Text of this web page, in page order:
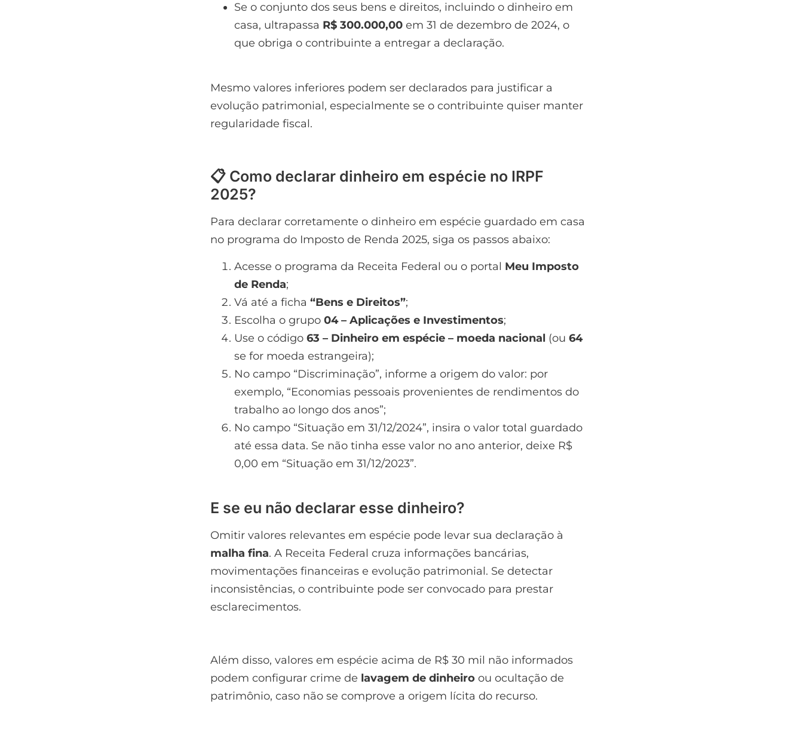
Se o conjunto dos seus bens e direitos, incluindo o dinheiro em
casa, ultrapassa R$ 300.000,00 em 31 de dezembro de 2024, o
que obriga o contribuinte a entregar a declaração.
Mesmo valores inferiores podem ser declarados para justificar a
evolução patrimonial, especialmente se o contribuinte quiser manter
regularidade fiscal.
📋 Como declarar dinheiro em espécie no IRPF
2025?
Para declarar corretamente o dinheiro em espécie guardado em casa
no programa do Imposto de Renda 2025, siga os passos abaixo:
Acesse o programa da Receita Federal ou o portal Meu Imposto
de Renda;
Vá até a ficha “Bens e Direitos”;
Escolha o grupo 04 – Aplicações e Investimentos;
Use o código 63 – Dinheiro em espécie – moeda nacional (ou 64
se for moeda estrangeira);
No campo “Discriminação”, informe a origem do valor: por
exemplo, “Economias pessoais provenientes de rendimentos do
trabalho ao longo dos anos”;
No campo “Situação em 31/12/2024”, insira o valor total guardado
até essa data. Se não tinha esse valor no ano anterior, deixe R$
0,00 em “Situação em 31/12/2023”.
E se eu não declarar esse dinheiro?
Omitir valores relevantes em espécie pode levar sua declaração à
malha fina. A Receita Federal cruza informações bancárias,
movimentações financeiras e evolução patrimonial. Se detectar
inconsistências, o contribuinte pode ser convocado para prestar
esclarecimentos.
Além disso, valores em espécie acima de R$ 30 mil não informados
podem configurar crime de lavagem de dinheiro ou ocultação de
patrimônio, caso não se comprove a origem lícita do recurso.